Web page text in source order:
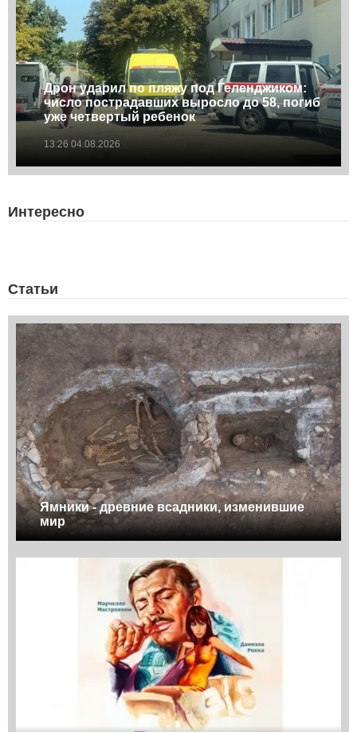
Дрон ударил по пляжу под Геленджиком:
число пострадавших выросло до 58, погиб
уже четвертый ребенок
13:26 04.08.2026
Интересно
Статьи
Ямники - древние всадники, изменившие
мир